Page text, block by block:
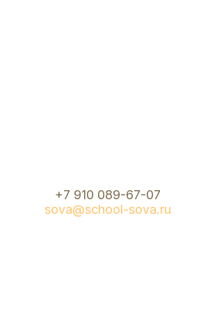
+7 910 089-67-07
sova@school-sova.ru